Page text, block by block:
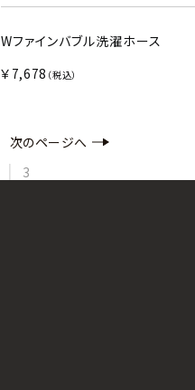
Wファインバブル洗濯ホース
￥7,678 （税込）
3
次のページへ